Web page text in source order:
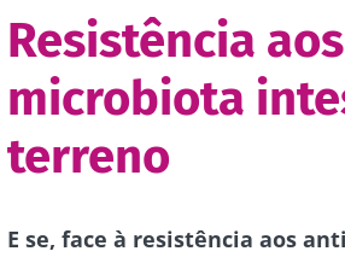
Resistência
microbiota
terreno
E se, face à resistência aos